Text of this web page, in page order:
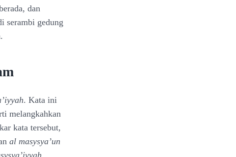
dan
serambi gedung
. Kata ini
melangkahkan
kata tersebut,
al masysya’un